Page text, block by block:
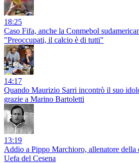
18:25
Caso Fifa, anche la Conmebol
"Preoccupati, il calcio è di tutti"
14:17
Quando Maurizio Sarri incontrò il suo
grazie a Marino Bartoletti
13:19
Addio a Pippo Marchioro, allenatore
Uefa del Cesena